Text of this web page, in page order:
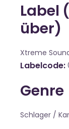
Label
über)
Xtreme
Labelcode
Genre
Schlager /